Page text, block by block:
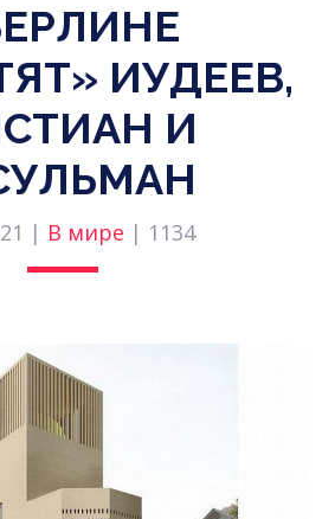
ИУДЕЕВ,
И
| В мире | 1134